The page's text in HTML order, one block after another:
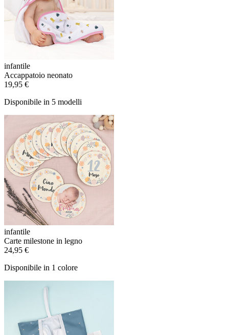
infantile
Accappatoio neonato
19,95 €
Disponibile in 5 modelli
infantile
Carte milestone in legno
24,95 €
Disponibile in 1 colore